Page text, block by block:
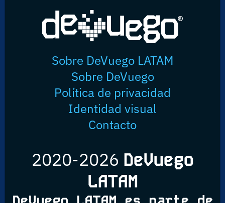
Sobre DeVuego LATAM
Sobre DeVuego
Política de privacidad
Identidad visual
Contacto
2020-2026 DeVuego
LATAM